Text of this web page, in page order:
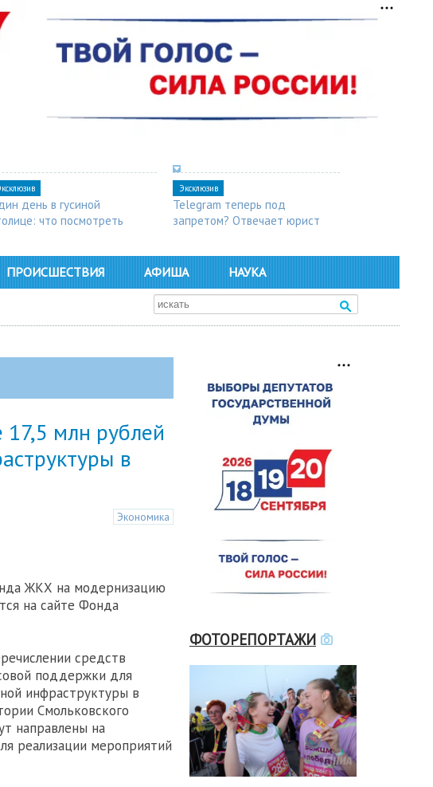
день в гусиной
что посмотреть
Эксклюзив
Telegram теперь под
запретом? Отвечает юрист
ПРОИСШЕСТВИЯ АФИША НАУКА
17,5 млн рублей
в
Экономика
ЖКХ на модернизацию
на сайте Фонда
средств
поддержки для
инфраструктуры в
Смольковского
направлены на
реализации мероприятий
ФОТОРЕПОРТАЖИ